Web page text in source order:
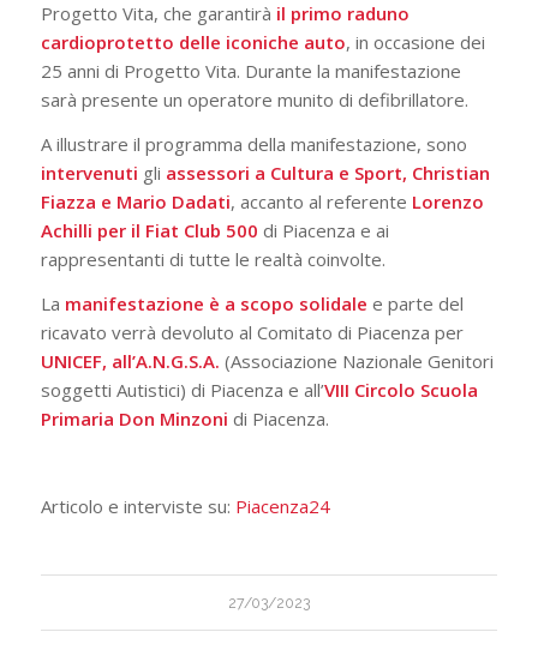
Progetto Vita, che garantirà il primo raduno
cardioprotetto delle iconiche auto, in occasione dei
25 anni di Progetto Vita. Durante la manifestazione
sarà presente un operatore munito di defibrillatore.
A illustrare il programma della manifestazione, sono
intervenuti gli assessori a Cultura e Sport, Christian
Fiazza e Mario Dadati, accanto al referente Lorenzo
Achilli per il Fiat Club 500 di Piacenza e ai
rappresentanti di tutte le realtà coinvolte.
La manifestazione è a scopo solidale e parte del
ricavato verrà devoluto al Comitato di Piacenza per
UNICEF, all’A.N.G.S.A. (Associazione Nazionale Genitori
soggetti Autistici) di Piacenza e all’VIII Circolo Scuola
Primaria Don Minzoni di Piacenza.
Articolo e interviste su: Piacenza24
27/03/2023